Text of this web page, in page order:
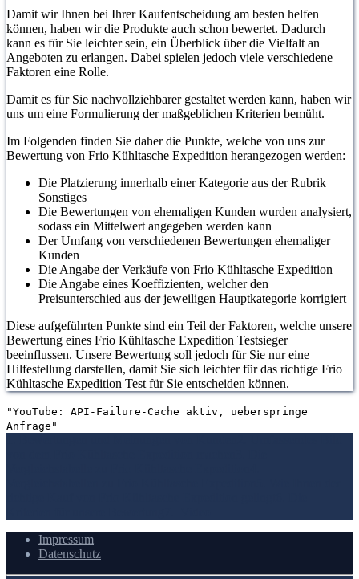
Damit wir Ihnen bei Ihrer Kaufentscheidung am besten helfen
können, haben wir die Produkte auch schon bewertet. Dadurch
kann es für Sie leichter sein, ein Überblick über die Vielfalt an
Angeboten zu erlangen. Dabei spielen jedoch viele verschiedene
Faktoren eine Rolle.
Damit es für Sie nachvollziehbarer gestaltet werden kann, haben wir
uns um eine Formulierung der maßgeblichen Kriterien bemüht.
Im Folgenden finden Sie daher die Punkte, welche von uns zur
Bewertung von Frio Kühltasche Expedition herangezogen werden:
Die Platzierung innerhalb einer Kategorie aus der Rubrik
Sonstiges
Die Bewertungen von ehemaligen Kunden wurden analysiert,
sodass ein Mittelwert angegeben werden kann
Der Umfang von verschiedenen Bewertungen ehemaliger
Kunden
Die Angabe der Verkäufe von Frio Kühltasche Expedition
Die Angabe eines Koeffizienten, welcher den
Preisunterschied aus der jeweiligen Hauptkategorie korrigiert
Diese aufgeführten Punkte sind ein Teil der Faktoren, welche unsere
Bewertung eines Frio Kühltasche Expedition Testsieger
beeinflussen. Unsere Bewertung soll jedoch für Sie nur eine
Hilfestellung darstellen, damit Sie sich leichter für das richtige Frio
Kühltasche Expedition Test für Sie entscheiden können.
"YouTube: API-Failure-Cache aktiv, ueberspringe
Anfrage"
Impressum
Datenschutz